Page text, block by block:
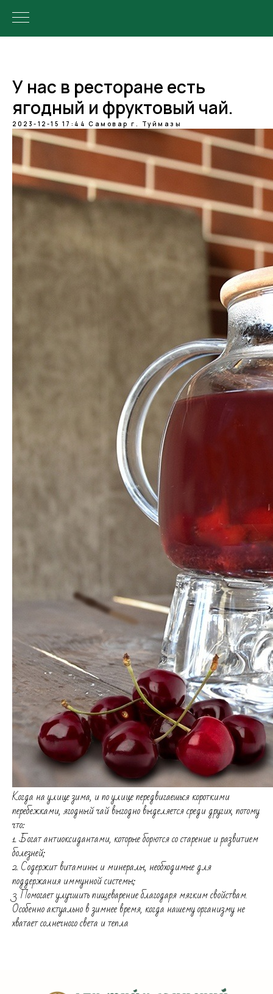
У нас в ресторане есть
ягодный и фруктовый чай.
2023-12-15 17:44 Самовар г. Туймазы
Когда на улице зима, и по улице передвигаешься короткими
перебежками, ягодный чай выгодно выделяется среди других, потому
что:
1. Богат антиоксидантами, которые борются со старение и развитием
болезней;
2. Содержит витамины и минералы, необходимые для
поддержания иммунной системы;
3. Помогает улучшить пищеварение благодаря мягким свойствам.
Особенно актуально в зимнее время, когда нашему организму не
хватает солнечного света и тепла